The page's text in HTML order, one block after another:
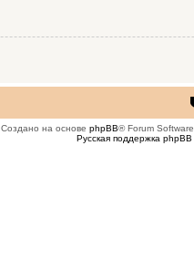
Создано на основе phpBB® Forum
Русская поддержка phpBB